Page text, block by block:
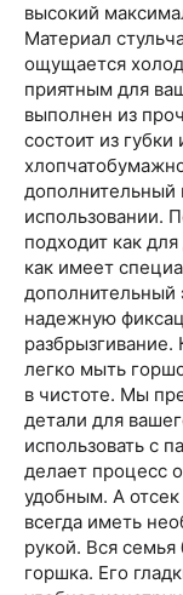
высокий
Материал
ощущается
приятным для
выполнен из
состоит из
дополнительный
использовании.
подходит как
как имеет
дополнительный
надежную
легко мыть
в чистоте. Мы
детали для
использовать с
делает процесс
удобным. А отсек
всегда иметь
рукой. Вся семья
горшка. Его